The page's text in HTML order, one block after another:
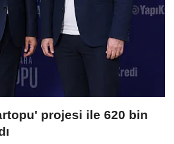
projesi ile 620 bin